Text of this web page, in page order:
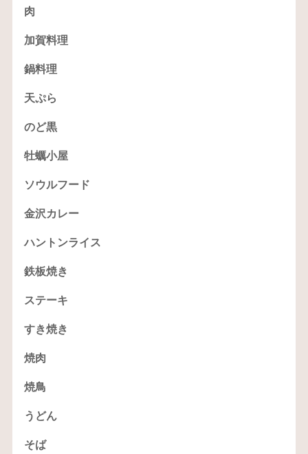
肉
加賀料理
鍋料理
天ぷら
のど黒
牡蠣小屋
ソウルフード
金沢カレー
ハントンライス
鉄板焼き
ステーキ
すき焼き
焼肉
焼鳥
うどん
そば